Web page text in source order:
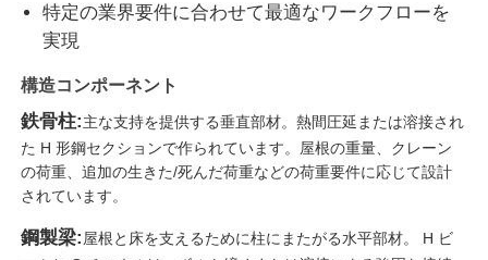
鋼構造の建物
鋼構造構造
スチールフレームビルディング
鉄骨構造の製作
特定の業界要件に合わせて最適なワークフローを
実現
構造コンポーネント
鉄骨柱:主な支持を提供する垂直部材。熱間圧延または溶接され
た H 形鋼セクションで作られています。屋根の重量、クレーン
の荷重、追加の生きた/死んだ荷重などの荷重要件に応じて設計
されています。
鋼製梁:屋根と床を支えるために柱にまたがる水平部材。 H ビ